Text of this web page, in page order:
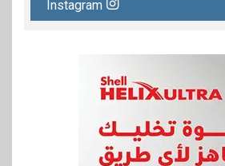
Instagram